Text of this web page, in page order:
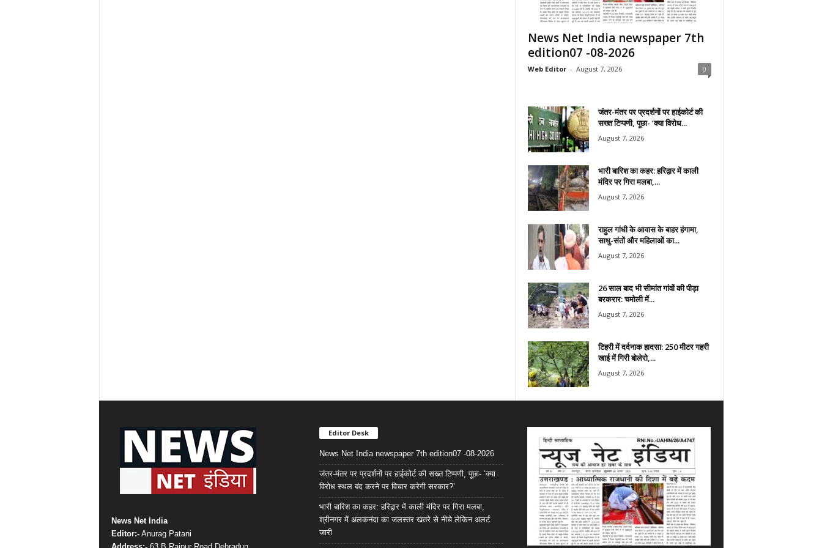
News Net India newspaper 7th
edition07 -08-2026
Web Editor - August 7, 2026 0
जंतर-मंतर पर प्रदर्शनों पर हाईकोर्ट की
सख्त टिप्पणी, पूछा- ‘क्या विरोध...
August 7, 2026
भारी बारिश का कहर: हरिद्वार में काली
मंदिर पर गिरा मलबा,...
August 7, 2026
राहुल गांधी के आवास के बाहर हंगामा,
साधु-संतों और महिलाओं का...
August 7, 2026
26 साल बाद भी सीमांत गांवों की पीड़ा
बरकरार: चमोली में...
August 7, 2026
टिहरी में दर्दनाक हादसा: 250 मीटर गहरी
खाई में गिरी बोलेरो,...
August 7, 2026
News Net India
Editor:-Anurag Patani
Editor Desk
News Net India newspaper 7th edition07 -08-2026
जंतर-मंतर पर प्रदर्शनों पर हाईकोर्ट की सख्त टिप्पणी, पूछा- ‘क्या
विरोध स्थल बंद करने पर विचार करेगी सरकार?’
भारी बारिश का कहर: हरिद्वार में काली मंदिर पर गिरा मलबा,
श्रीनगर में अलकनंदा का जलस्तर खतरे से नीचे लेकिन अलर्ट
जारी